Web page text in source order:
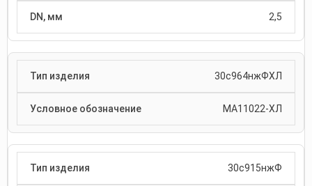
2,5
30с964нжФХЛ
МА11022-ХЛ
30с915нжФ